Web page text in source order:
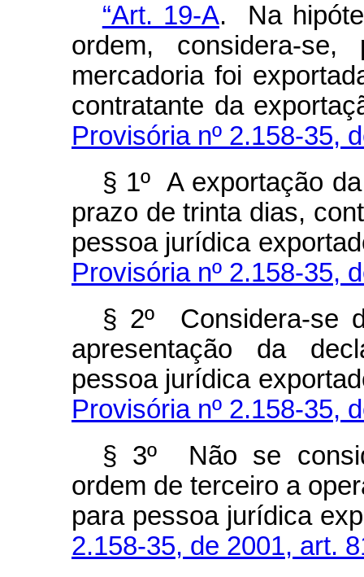
“Art. 19-A. Na
ordem, considera-
mercadoria foi
contratante da
Provisória nº 2.158-35,
§ 1º A exportação
prazo de trinta dias,
pessoa jurídica
Provisória nº 2.158-35,
§ 2º Considera-se
apresentação da
pessoa jurídica
Provisória nº 2.158-35,
§ 3º Não se
ordem de terceiro a
para pessoa jurídica
2.158-35, de 2001, art.